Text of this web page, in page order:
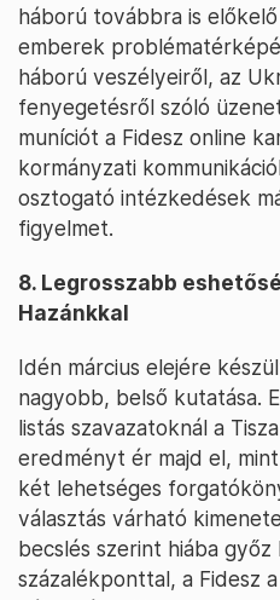
háború továbbra is
emberek
háború veszélyeiről, az
fenyegetésről szóló
muníciót a Fidesz online
kormányzati
osztogató intézkedések
figyelmet.
8. Legrosszabb
Hazánkkal
Idén március elejére
nagyobb, belső kutatása.
listás szavazatoknál a
eredményt ér majd el,
két lehetséges
választás várható
becslés szerint hiába győz
százalékponttal, a Fidesz